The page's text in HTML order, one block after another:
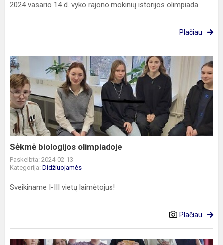
2024 vasario 14 d. vyko rajono mokinių istorijos olimpiada
Plačiau
Sėkmė
biologijos
olimpiadoje
Sėkmė biologijos olimpiadoje
Paskelbta: 2024-02-13
Kategorija: Didžiuojamės
Sveikiname I-III vietų laimėtojus!
Plačiau